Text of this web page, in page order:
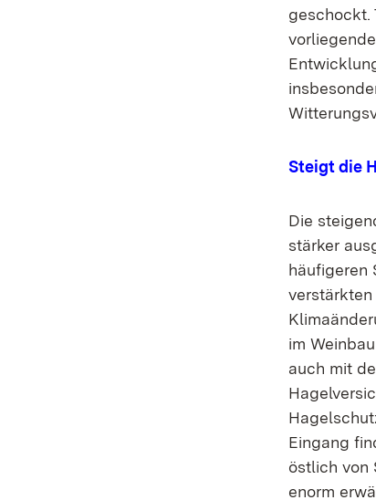
geschockt.
Steigt die
Die
stärker
häufigeren
im
auch mit
Eingang
östlich von
enorm